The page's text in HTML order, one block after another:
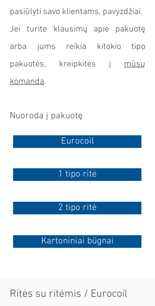
pasiūlyti savo klientams, pavyzdžiai.
Jei turite klausimų apie pakuotę
arba jums reikia kitokio tipo
pakuotės, kreipkitės į mūsų
komanda.
Nuoroda į pakuotę
Eurocoil
1 tipo ritė
2 tipo ritė
Kartoniniai būgnai
Ritės su ritėmis / Eurocoil